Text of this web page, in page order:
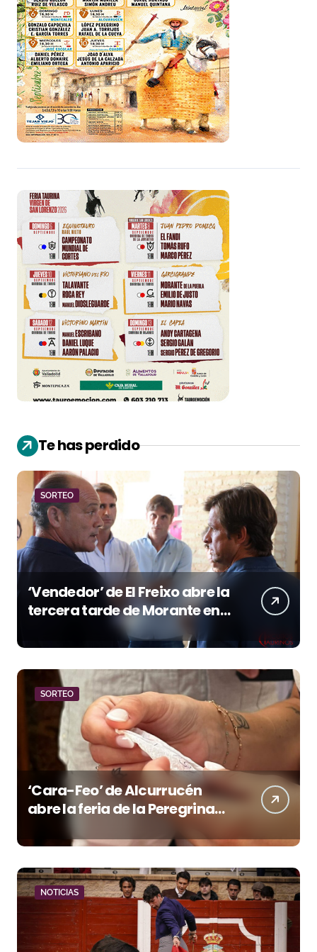
Te has perdido
SORTEO
‘Vendedor’ de El Freixo abre la
tercera tarde de Morante en
la temporada portuense
SORTEO
‘Cara-Feo’ de Alcurrucén
abre la feria de la Peregrina
NOTICIAS